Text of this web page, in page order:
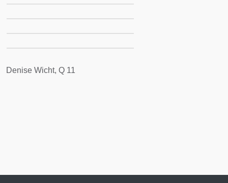
Denise Wicht, Q 11